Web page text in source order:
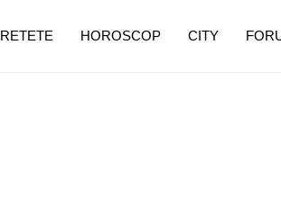
RETETE HOROSCOP CITY
de dureroasă este investigația